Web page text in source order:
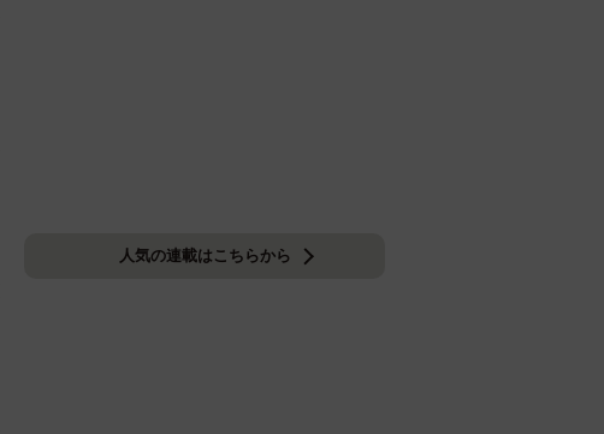
人気の連載はこちらから